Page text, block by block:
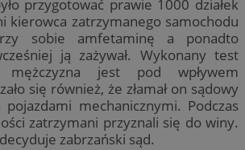
przygotować prawie 1000 działek
kierowca zatrzymanego samochodu
sobie amfetaminę a ponadto
ją zażywał. Wykonany test
mężczyzna jest pod wpływem
się również, że złamał on sądowy
mechanicznymi. Podczas
zatrzymani przyznali się do winy.
zabrzański sąd.